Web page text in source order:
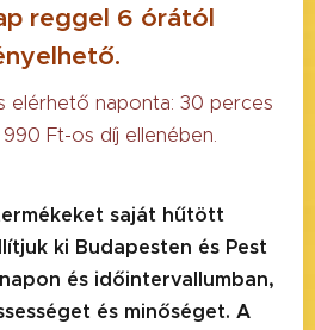
reggel 6 órától
elérhető naponta: 30 perces
990 Ft-os díj ellenében.
saját hűtött
ki Budapesten és Pest
és időintervallumban,
és minőséget. A